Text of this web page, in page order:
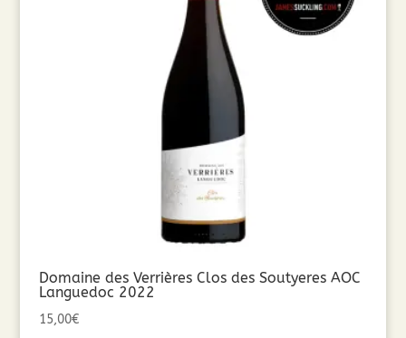
Domaine des Verrières Clos des Soutyeres AOC
Languedoc 2022
15,00€